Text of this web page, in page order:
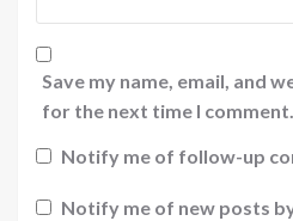
Save my name, email, and
for the next time I comment.
Notify me of follow-up
Notify me of new posts